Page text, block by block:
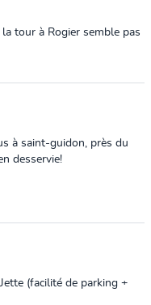
la tour à Rogier semble pas
à saint-guidon, près du
desservie!
(facilité de parking +